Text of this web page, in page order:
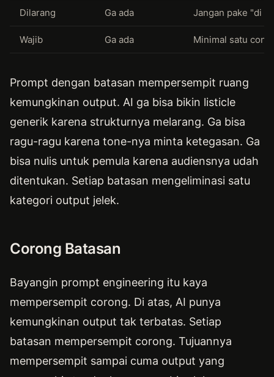
Dilarang Ga ada Jangan pake "di
Wajib Ga ada Minimal satu
Prompt dengan batasan mempersempit ruang
kemungkinan output. AI ga bisa bikin listicle
generik karena strukturnya melarang. Ga bisa
ragu-ragu karena tone-nya minta ketegasan. Ga
bisa nulis untuk pemula karena audiensnya udah
ditentukan. Setiap batasan mengeliminasi satu
kategori output jelek.
Corong Batasan
Bayangin prompt engineering itu kaya
mempersempit corong. Di atas, AI punya
kemungkinan output tak terbatas. Setiap
batasan mempersempit corong. Tujuannya
mempersempit sampai cuma output yang